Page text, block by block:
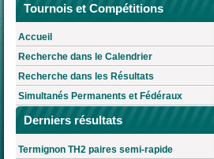
Tournois et Compétitions
Accueil
Recherche dans le Calendrier
Recherche dans les Résultats
Simultanés Permanents et Fédéraux
Derniers résultats
Termignon TH2 paires semi-rapide